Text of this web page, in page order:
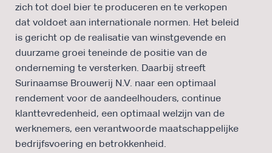
zich tot doel bier te produceren en te verkopen
dat voldoet aan internationale normen. Het beleid
is gericht op de realisatie van winstgevende en
duurzame groei teneinde de positie van de
onderneming te versterken. Daarbij streeft
Surinaamse Brouwerij N.V. naar een optimaal
rendement voor de aandeelhouders, continue
klanttevredenheid, een optimaal welzijn van de
werknemers, een verantwoorde maatschappelijke
bedrijfsvoering en betrokkenheid.